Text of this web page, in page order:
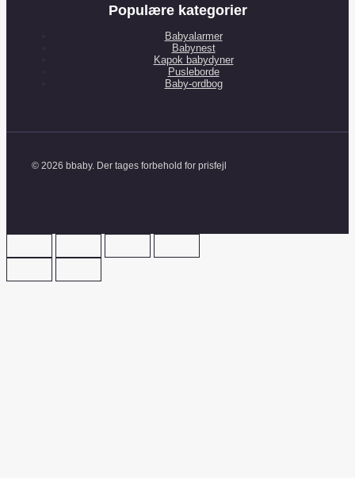
Populære kategorier
Babyalarmer
Babynest
Kapok babydyner
Pusleborde
Baby-ordbog
© 2026 bbaby. Der tages forbehold for prisfejl